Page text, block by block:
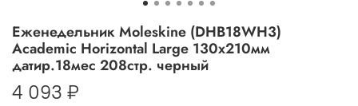
Еженедельник Moleskine (DHB18WH3)
Academic Horizontal Large 130х210мм
датир.18мес 208стр. черный
4 093 ₽